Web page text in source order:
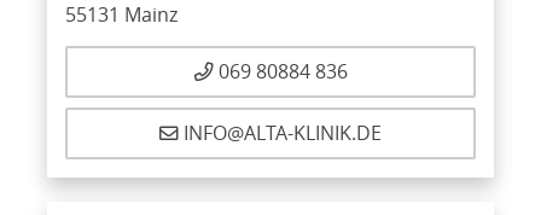
55131 Mainz
069 80884 836
INFO@ALTA-KLINIK.DE